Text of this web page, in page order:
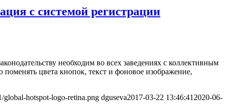
с системой регистрации
необходим во всех заведениях с коллективным
цвета кнопок, текст и фоновое изображение,
global-hotspot-logo-retina.png dguseva2017-03-22 13:46:41 2020-06-